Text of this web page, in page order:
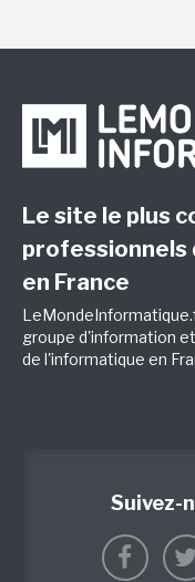
Le site le plus
professionnels
en France
groupe d'information
de l'informatique en
Suivez-